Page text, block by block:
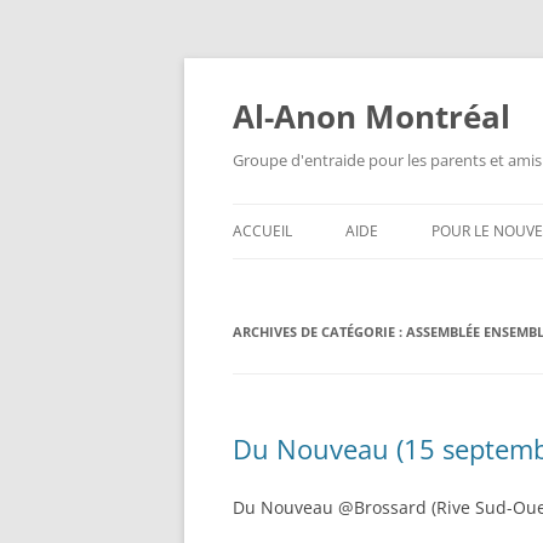
Aller
contenu
Al-Anon Montréal
Groupe d'entraide pour les parents et
ACCUEIL
ALATEEN MTL FRANÇAIS
AIDE POUR LE
QUESTIONS
ARCHIVES DE CATÉGORIE : ASSEMBLÉE
Du Nouveau (15
Du Nouveau @Brossard (Rive Sud-